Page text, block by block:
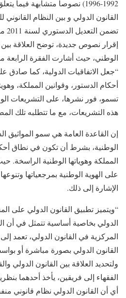
1992-1996) نصوصا متشابهة فيما
القانون الدولي و بين النظام القانوني
إقرار نصوص جديدة، توضح العلاقة بين
الوطني، حيث أشارت الفقرة الرابعة
“جعل الاتفاقيات الدولية، كما صادق
أحكام الدستور، وقوانين المملكة،
تسمو، فور نشرها، على التشريعات
هذه التشريعات، مع ما تتطلبه تلك
إن القاعدة العامة هي سمو المواثيق
الوطنية، بشرط أن تكون في نطاق
المملكة وهوياتها الوطنية
على الهوية الوطنية بمرجعياتها
الإشارة إلى ذلك.
“ويتميز تطبيق القانون الدولي على
الدولي بخاصية أساسية تتمثل في أن
المركزية في القانون الدولي، تعمد إلى
القانون الدولي بصورة مباشرة أو
ولتحديد العلاقة بين القانون الدولي
الفقهاء إلى فريقين، يأخذ أحدهما
أي أن القانون الدولي نظام قانوني